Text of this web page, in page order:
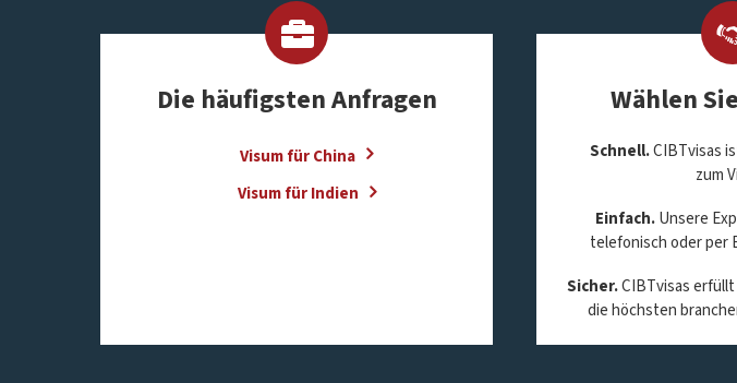
Die häufigsten Anfragen
Visum für China
Visum für Indien
Wählen
Schnell.CIBTvisas
zum
Einfach.Unsere
telefonisch oder per
Sicher.CIBTvisas
die höchsten